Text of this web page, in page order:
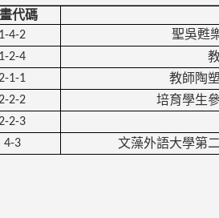
代碼
4-2 聖吳甦
2-4
1-1 教師陶
2-2 培育學生
2-3
4-3 文藻外語大學第